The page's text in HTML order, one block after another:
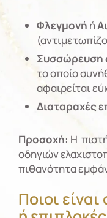
Φλεγμονή ή
Συσσώρευση
το οποίο
αφαιρείται
Διαταραχές
Προσοχή: Η
οδηγιών
πιθανότητα
Ποιοι